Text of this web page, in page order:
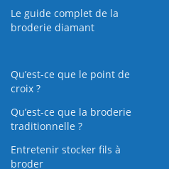
Le guide complet de la
broderie diamant
Qu’est-ce que le point de
croix ?
Qu’est-ce que la broderie
traditionnelle ?
Entretenir stocker fils à
broder